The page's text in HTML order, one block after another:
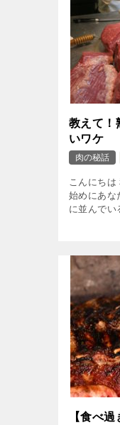
教えて！
いワケ
肉の秘話
こんにちは
始めにあな
に並んでい
【食べ